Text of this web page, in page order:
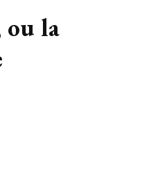
ou la